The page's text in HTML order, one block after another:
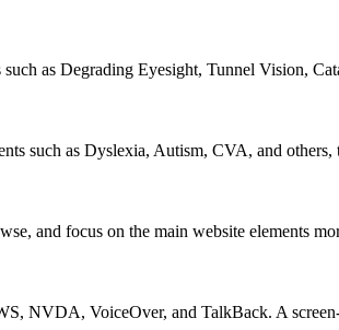
as Degrading Eyesight, Tunnel Vision,
such as Dyslexia, Autism, CVA, and others,
and focus on the main website elements
NVDA, VoiceOver, and TalkBack. A